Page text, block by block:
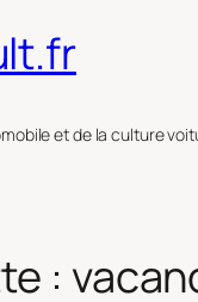
et de la culture
: